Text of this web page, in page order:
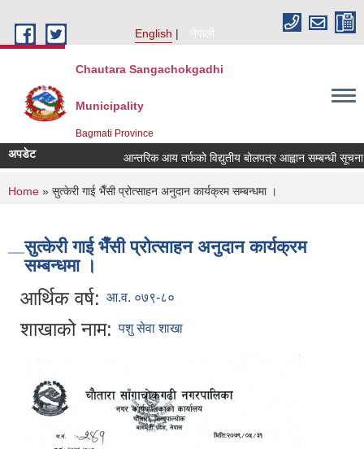
English
नेपाली
Chautara Sangachokgadhi
Municipality
Bagmati Province
अपडेट आन्तरिक आय तर्फको विद्युतीय बोलपत्र आह्वान सम्बन्धी सूचना ।
You are here
Home » सुत्केरी गाई भैँसी प्रोत्साहन अनुदान कार्यक्रम सम्बन्धमा ।
सुत्केरी गाई भैँसी प्रोत्साहन अनुदान कार्यक्रम
सम्बन्धमा ।
आर्थिक वर्ष: आ.व. ०७९-८०
शाखाको नाम: पशु सेवा शाखा